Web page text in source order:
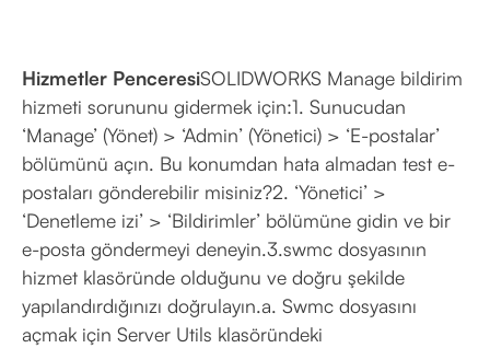
Hizmetler PenceresiSOLIDWORKS Manage bildirim
hizmeti sorununu gidermek için:1. Sunucudan
‘Manage’ (Yönet) > ‘Admin’ (Yönetici) > ‘E-postalar’
bölümünü açın. Bu konumdan hata almadan test e-
postaları gönderebilir misiniz?2. ‘Yönetici’ >
‘Denetleme izi’ > ‘Bildirimler’ bölümüne gidin ve bir
e-posta göndermeyi deneyin.3.swmc dosyasının
hizmet klasöründe olduğunu ve doğru şekilde
yapılandırdığınızı doğrulayın.a. Swmc dosyasını
açmak için Server Utils klasöründeki